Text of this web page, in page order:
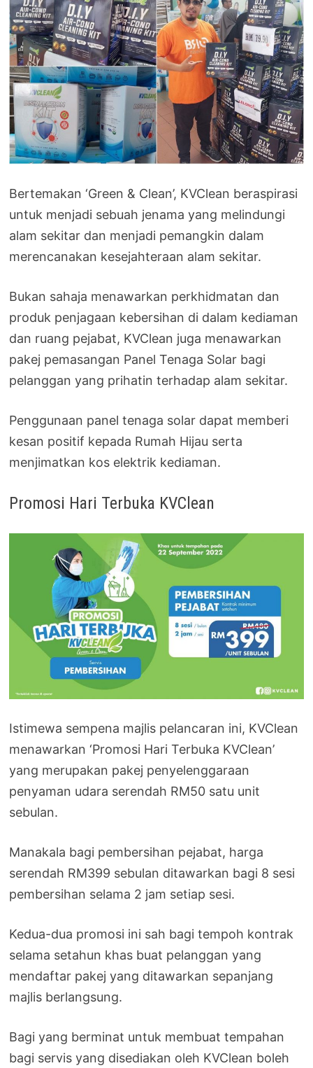
Bertemakan ‘Green & Clean’, KVClean beraspirasi
untuk menjadi sebuah jenama yang melindungi
alam sekitar dan menjadi pemangkin dalam
merencanakan kesejahteraan alam sekitar.
Bukan sahaja menawarkan perkhidmatan dan
produk penjagaan kebersihan di dalam kediaman
dan ruang pejabat, KVClean juga menawarkan
pakej pemasangan Panel Tenaga Solar bagi
pelanggan yang prihatin terhadap alam sekitar.
Penggunaan panel tenaga solar dapat memberi
kesan positif kepada Rumah Hijau serta
menjimatkan kos elektrik kediaman.
Promosi Hari Terbuka KVClean
Istimewa sempena majlis pelancaran ini, KVClean
menawarkan ‘Promosi Hari Terbuka KVClean’
yang merupakan pakej penyelenggaraan
penyaman udara serendah RM50 satu unit
sebulan.
Manakala bagi pembersihan pejabat, harga
serendah RM399 sebulan ditawarkan bagi 8 sesi
pembersihan selama 2 jam setiap sesi.
Kedua-dua promosi ini sah bagi tempoh kontrak
selama setahun khas buat pelanggan yang
mendaftar pakej yang ditawarkan sepanjang
majlis berlangsung.
Bagi yang berminat untuk membuat tempahan
bagi servis yang disediakan oleh KVClean boleh